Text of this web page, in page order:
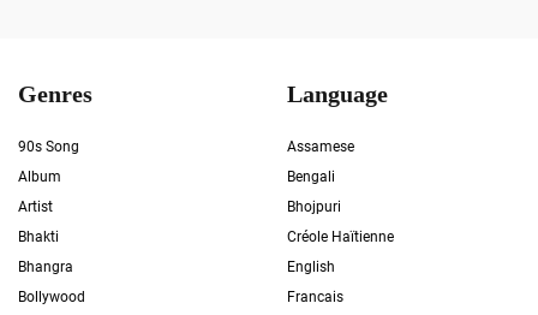
Genres
90s Song
Album
Artist
Bhakti
Bhangra
Bollywood
Language
Assamese
Bengali
Bhojpuri
Créole Haïtienne
English
Francais